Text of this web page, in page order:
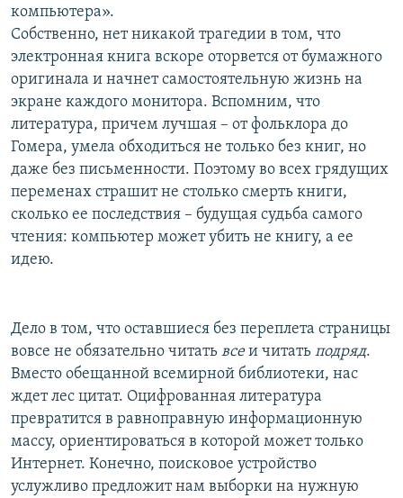
компьютера».
Собственно, нет никакой трагедии в том, что
электронная книга вскоре оторвется от бумажного
оригинала и начнет самостоятельную жизнь на
экране каждого монитора. Вспомним, что
литература, причем лучшая – от фольклора до
Гомера, умела обходиться не только без книг, но
даже без письменности. Поэтому во всех грядущих
переменах страшит не столько смерть книги,
сколько ее последствия – будущая судьба самого
чтения: компьютер может убить не книгу, а ее
идею.
Дело в том, что оставшиеся без переплета страницы
вовсе не обязательно читать всеи читать подряд.
Вместо обещанной всемирной библиотеки, нас
ждет лес цитат. Оцифрованная литература
превратится в равноправную информационную
массу, ориентироваться в которой может только
Интернет. Конечно, поисковое устройство
услужливо предложит нам выборки на нужную